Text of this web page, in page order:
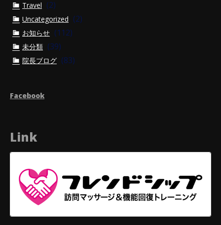
Travel (2)
Uncategorized (2)
お知らせ (112)
未分類 (39)
院長ブログ (83)
Facebook
Link